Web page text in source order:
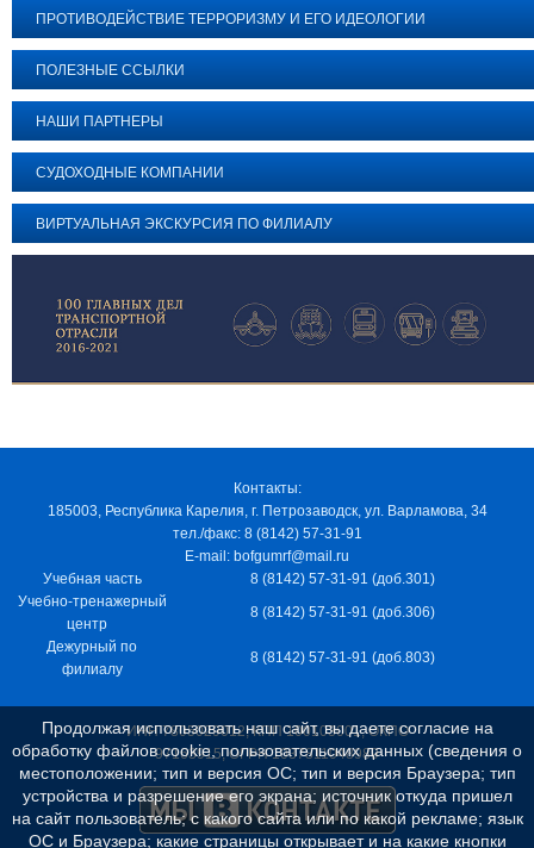
ПРОТИВОДЕЙСТВИЕ ТЕРРОРИЗМУ И ЕГО ИДЕОЛОГИИ
ПОЛЕЗНЫЕ ССЫЛКИ
НАШИ ПАРТНЕРЫ
СУДОХОДНЫЕ КОМПАНИИ
ВИРТУАЛЬНАЯ ЭКСКУРСИЯ ПО ФИЛИАЛУ
Контакты:
185003, Республика Карелия, г. Петрозаводск, ул. Варламова, 34
тел./факс: 8 (8142) 57-31-91
E-mail: bofgumrf@mail.ru
Учебная часть
8 (8142) 57-31-91 (доб.301)
Учебно-тренажерный
центр
8 (8142) 57-31-91 (доб.306)
Дежурный по
филиалу
8 (8142) 57-31-91 (доб.803)
ИНН 7805029012, КПП 100103001, ОКПО
97163915, ОГРН 1037811048989
Продолжая использовать наш сайт, вы даете согласие на
обработку файлов cookie, пользовательских данных (сведения о
местоположении; тип и версия ОС; тип и версия Браузера; тип
устройства и разрешение его экрана; источник откуда пришел
на сайт пользователь; с какого сайта или по какой рекламе; язык
ОС и Браузера; какие страницы открывает и на какие кнопки